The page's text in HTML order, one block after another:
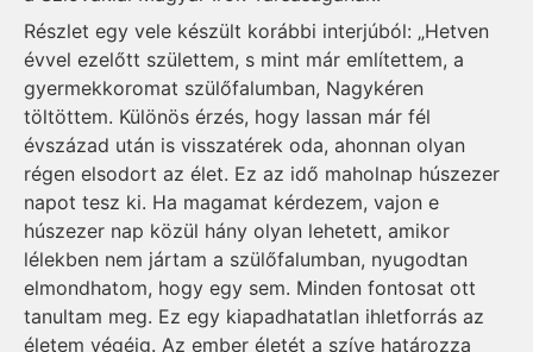
Részlet egy vele készült korábbi interjúból: „Hetven
évvel ezelőtt születtem, s mint már említettem, a
gyermekkoromat szülőfalumban, Nagykéren
töltöttem. Különös érzés, hogy lassan már fél
évszázad után is visszatérek oda, ahonnan olyan
régen elsodort az élet. Ez az idő maholnap húszezer
napot tesz ki. Ha magamat kérdezem, vajon e
húszezer nap közül hány olyan lehetett, amikor
lélekben nem jártam a szülőfalumban, nyugodtan
elmondhatom, hogy egy sem. Minden fontosat ott
tanultam meg. Ez egy kiapadhatatlan ihletforrás az
életem végéig. Az ember életét a szíve határozza